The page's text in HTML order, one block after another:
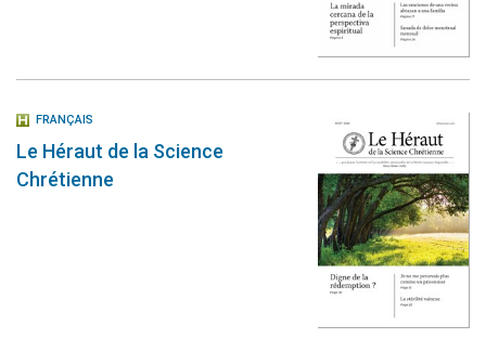
FRANÇAIS
Le Héraut de la Science
Chrétienne